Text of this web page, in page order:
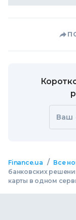
Ваш
Finance.ua / Все
банковских
карты в одном